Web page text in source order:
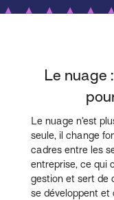
Le nuage
Le nuage n’est
seule, il change
cadres entre les
entreprise, ce qui
gestion et sert de
se développent et